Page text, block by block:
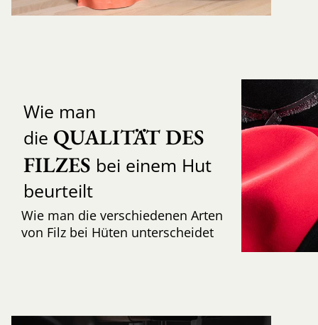
Wie man
die QUALITÄT DES
FILZES bei einem Hut
beurteilt
Wie man die verschiedenen Arten
von Filz bei Hüten unterscheidet